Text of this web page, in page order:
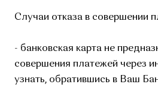
Случаи отказа в совершении
- банковская карта не
совершения платежей через
узнать, обратившись в Ваш